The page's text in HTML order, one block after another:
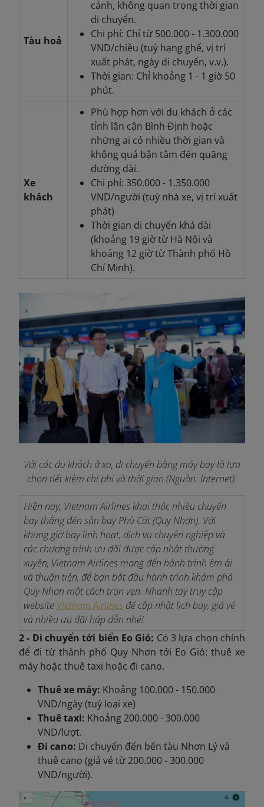
Tàu hoả
cảnh, không quan trọng thời gian
di chuyển.
Chi phí: Chỉ từ 500.000 - 1.300.000
VND/chiều (tuỳ hạng ghế, vị trí
xuất phát, ngày di chuyển, v.v.).
Thời gian: Chỉ khoảng 1 - 1 giờ 50
phút.
Xe
khách
Phù hợp hơn với du khách ở các
tỉnh lân cận Bình Định hoặc
những ai có nhiều thời gian và
không quá bận tâm đến quãng
đường dài.
Chi phí: 350.000 - 1.350.000
VND/người (tuỳ nhà xe, vị trí xuất
phát)
Thời gian di chuyển khá dài
(khoảng 19 giờ từ Hà Nội và
khoảng 12 giờ từ Thành phố Hồ
Chí Minh).
Với các du khách ở xa, di chuyển bằng máy bay là lựa
chọn tiết kiệm chi phí và thời gian (Nguồn: Internet).
Hiện nay, Vietnam Airlines khai thác nhiều chuyến
bay thẳng đến sân bay Phù Cát (Quy Nhơn). Với
khung giờ bay linh hoạt, dịch vụ chuyên nghiệp và
các chương trình ưu đãi được cập nhật thường
xuyên, Vietnam Airlines mang đến hành trình êm ái
và thuận tiện, để bạn bắt đầu hành trình khám phá
Quy Nhơn một cách trọn vẹn. Nhanh tay truy cập
website Vietnam Airlines để cập nhật lịch bay, giá vé
và nhiều ưu đãi hấp dẫn nhé!
2 - Di chuyển tới biển Eo Gió: Có 3 lựa chọn chính
để đi từ thành phố Quy Nhơn tới Eo Gió: thuê xe
máy hoặc thuê taxi hoặc đi cano.
Thuê xe máy: Khoảng 100.000 - 150.000
VND/ngày (tuỳ loại xe)
Thuê taxi: Khoảng 200.000 - 300.000
VND/lượt.
Đi cano: Di chuyển đến bến tàu Nhơn Lý và
thuê cano (giá vé từ 200.000 - 300.000
VND/người).